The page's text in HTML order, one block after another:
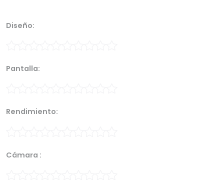
Diseño:
Pantalla:
Rendimiento:
Cámara :